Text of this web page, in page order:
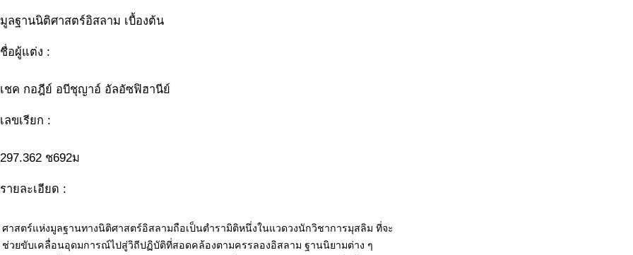
มูลฐานนิติศาสตร์อิสลาม เบื้องต้น
ชื่อผู้แต่ง :
เชค กอฎีย์ อบีชุญาอ์ อัลอัซฟิฮานีย์
เลขเรียก :
297.362 ช692ม
รายละเอียด :
ศาสตร์แห่งมูลฐานทางนิติศาสตร์อิสลามถือเป็นตำรามิติหนึ่งในแวดวงนักวิชาการมุสลิม ที่จะ
ช่วยขับเคลื่อนอุดมการณ์ไปสู่วิถีปฏิบัติที่สอดคล้องตามครรลองอิสลาม ฐานนิยามต่าง ๆ